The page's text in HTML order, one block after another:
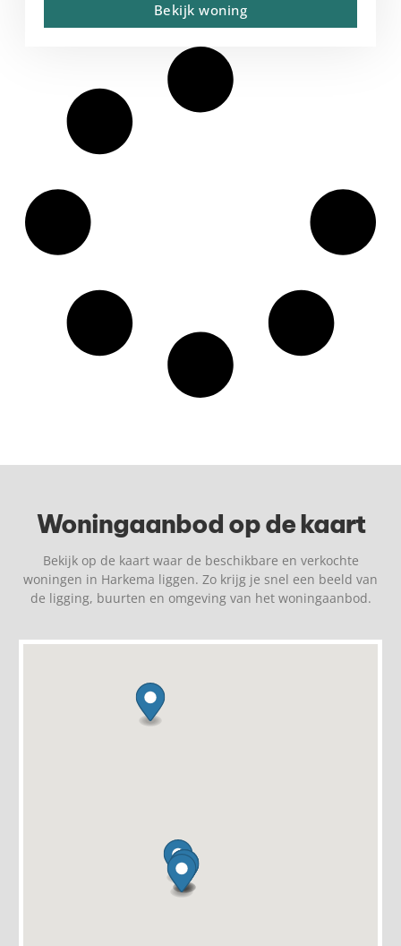
Bekijk woning
Woningaanbod op de kaart
Bekijk op de kaart waar de beschikbare en verkochte
woningen in Harkema liggen. Zo krijg je snel een beeld van
de ligging, buurten en omgeving van het woningaanbod.